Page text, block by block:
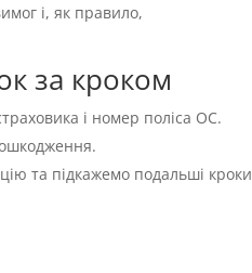
і, як правило,
за кроком
і номер поліса OC.
та підкажемо подальші кроки